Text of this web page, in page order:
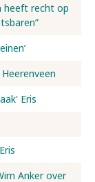
heeft recht op
Eris
Anker over